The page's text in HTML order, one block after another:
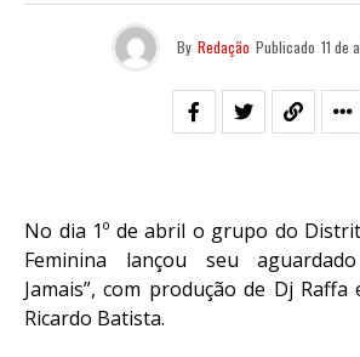
By Redação Publicado 11 de
No dia 1º de abril o grupo do
Feminina lançou seu
Jamais”, com produção de Dj
Ricardo Batista.